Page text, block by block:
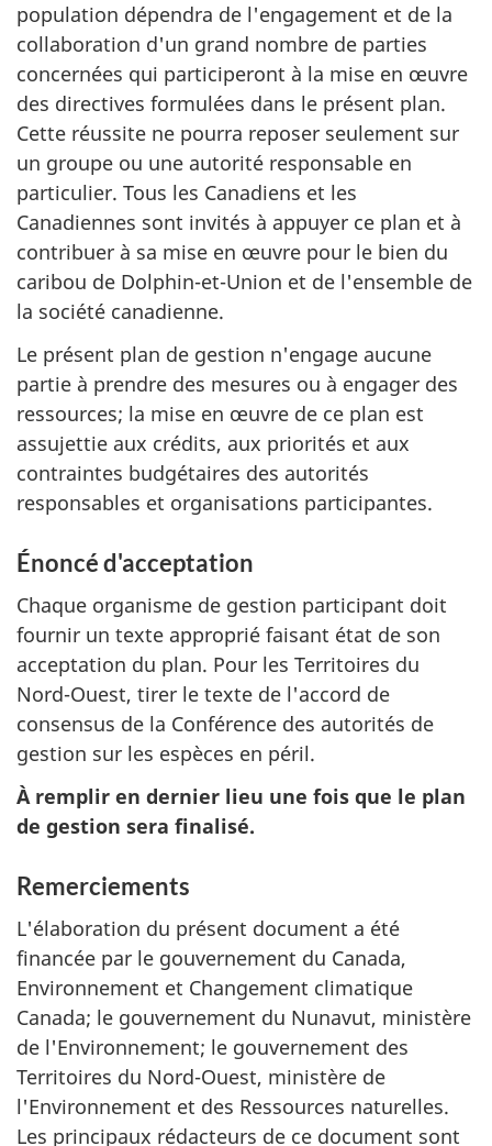
population dépendra de l'engagement et de la
collaboration d'un grand nombre de parties
concernées qui participeront à la mise en œuvre
des directives formulées dans le présent plan.
Cette réussite ne pourra reposer seulement sur
un groupe ou une autorité responsable en
particulier. Tous les Canadiens et les
Canadiennes sont invités à appuyer ce plan et à
contribuer à sa mise en œuvre pour le bien du
caribou de Dolphin-et-Union et de l'ensemble de
la société canadienne.
Le présent plan de gestion n'engage aucune
partie à prendre des mesures ou à engager des
ressources; la mise en œuvre de ce plan est
assujettie aux crédits, aux priorités et aux
contraintes budgétaires des autorités
responsables et organisations participantes.
Énoncé d'acceptation
Chaque organisme de gestion participant doit
fournir un texte approprié faisant état de son
acceptation du plan. Pour les Territoires du
Nord-Ouest, tirer le texte de l'accord de
consensus de la Conférence des autorités de
gestion sur les espèces en péril.
À remplir en dernier lieu une fois que le plan
de gestion sera finalisé.
Remerciements
L'élaboration du présent document a été
financée par le gouvernement du Canada,
Environnement et Changement climatique
Canada; le gouvernement du Nunavut, ministère
de l'Environnement; le gouvernement des
Territoires du Nord-Ouest, ministère de
l'Environnement et des Ressources naturelles.
Les principaux rédacteurs de ce document sont